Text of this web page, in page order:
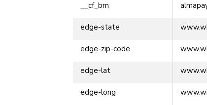
__cf_bm
edge-state
edge-zip-code
edge-lat
edge-long